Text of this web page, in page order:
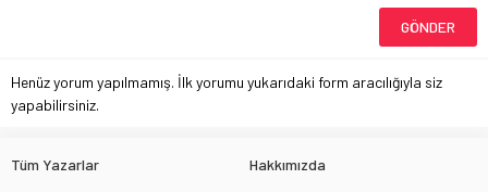
Henüz yorum yapılmamış. İlk yorumu yukarıdaki form aracılığıyla siz
yapabilirsiniz.
Tüm Yazarlar Hakkımızda